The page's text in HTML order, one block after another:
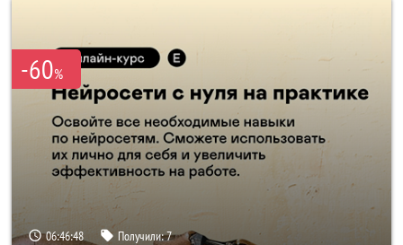
-60%
06:46:47 Получили:7